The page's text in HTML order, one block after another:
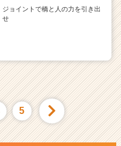
ジョイントで橋と人の力を引き出
せ
5